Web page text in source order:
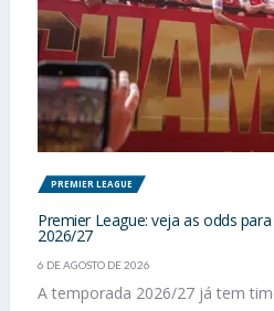
PREMIER LEAGUE
Premier League: veja as odds
2026/27
6 DE AGOSTO DE 2026
A temporada 2026/27 já tem